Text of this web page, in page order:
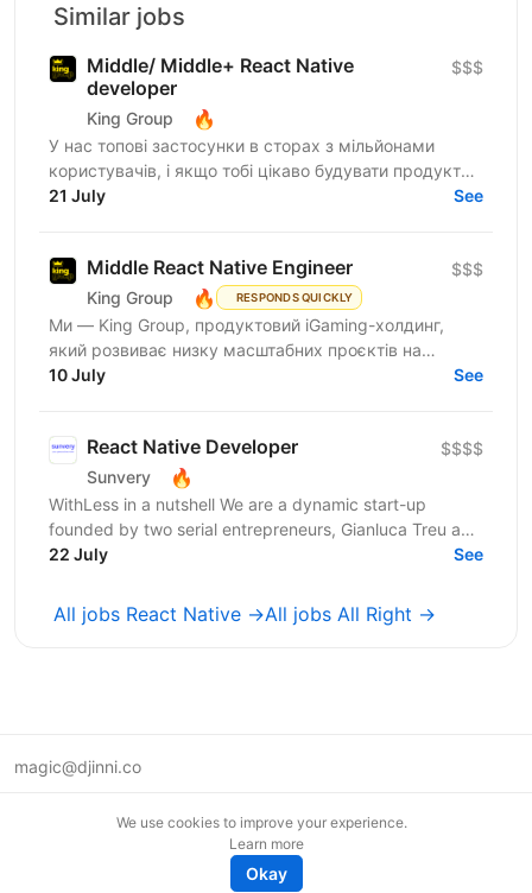
Similar jobs
Middle/ Middle+ React Native
developer
King Group 🔥
$$$
У нас топові застосунки в сторах з мільйонами
користувачів, і якщо тобі цікаво будувати продукти,
якими реально користуються щодня, читай далі:
21 July See
Middle React Native Engineer
King Group 🔥 RESPONDS QUICKLY
$$$
Ми — King Group, продуктовий iGaming-холдинг,
який розвиває низку масштабних проєктів на
ринках України та Tier 1. У нас — десятки команд,
10 July See
React Native Developer
Sunvery 🔥
$$$$
WithLess in a nutshell We are a dynamic start-up
founded by two serial entrepreneurs, Gianluca Treu and
Thomas Alisi. Gianluca, the CEO, has already...
22 July See
All jobs React Native →All jobs All Right →
magic@djinni.co
We use cookies to improve your experience.
Learn more
Okay